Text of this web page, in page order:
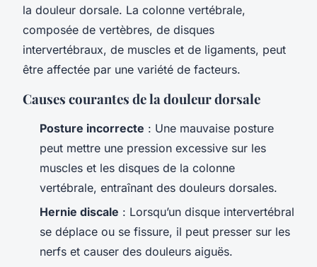
la douleur dorsale. La colonne vertébrale,
composée de vertèbres, de disques
intervertébraux, de muscles et de ligaments, peut
être affectée par une variété de facteurs.
Causes courantes de la douleur dorsale
Posture incorrecte : Une mauvaise posture
peut mettre une pression excessive sur les
muscles et les disques de la colonne
vertébrale, entraînant des douleurs dorsales.
Hernie discale : Lorsqu’un disque intervertébral
se déplace ou se fissure, il peut presser sur les
nerfs et causer des douleurs aiguës.